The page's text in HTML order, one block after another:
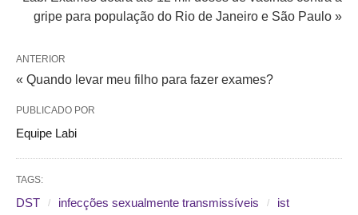
gripe para população do Rio de Janeiro e São Paulo »
ANTERIOR
« Quando levar meu filho para fazer exames?
PUBLICADO POR
Equipe Labi
TAGS:
DST infecções sexualmente transmissíveis ist